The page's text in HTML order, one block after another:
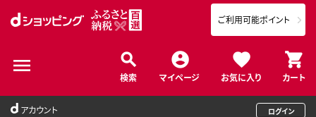
検索 マイページ お気に入り カート
ご利用可能ポイント
アカウント ログイン